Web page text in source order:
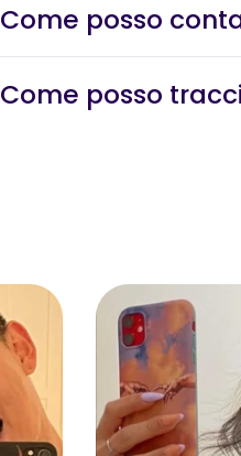
Come posso
Come posso